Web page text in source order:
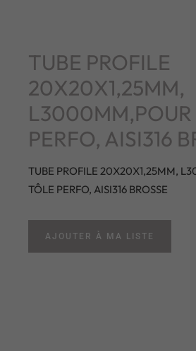
TUBE PROFILE
20X20X1,25MM,
L3000MM,POUR
PERFO, AISI316
TUBE PROFILE 20X20X1,25MM,
TÔLE PERFO, AISI316 BROSSE
AJOUTER À MA LISTE